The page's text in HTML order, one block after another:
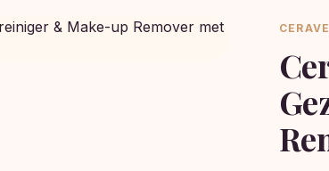
CERAVE